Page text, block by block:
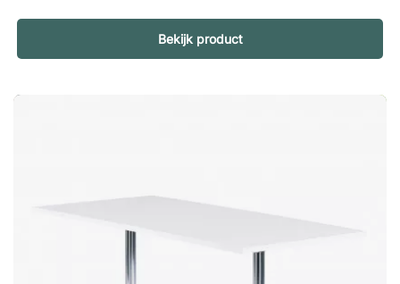
tafelblad van mangohout geeft elke tafel een unieke uitstraling
dankzij de levendige en licht onregelmatige structuur. De
natuurlijke variaties in het hout zorgen voor warmte en een
persoonlijk aanvoelt. Stabiel en stijlvol onderstel De slanke,
maakt Club geschikt voor zowel industriële interieurs als
visueel sterk is. Club is een ronde eettafel die functionaliteit en
design combineert. Het blad van mangohout heeft een
onregelmatige structuur, wat zorgt voor een rustieke
Bekijk product